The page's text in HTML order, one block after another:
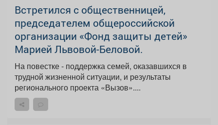
Встретился с общественницей,
председателем общероссийской
организации «Фонд защиты детей»
Марией Львовой-Беловой.
На повестке - поддержка семей, оказавшихся в
трудной жизненной ситуации, и результаты
регионального проекта «Вызов»....